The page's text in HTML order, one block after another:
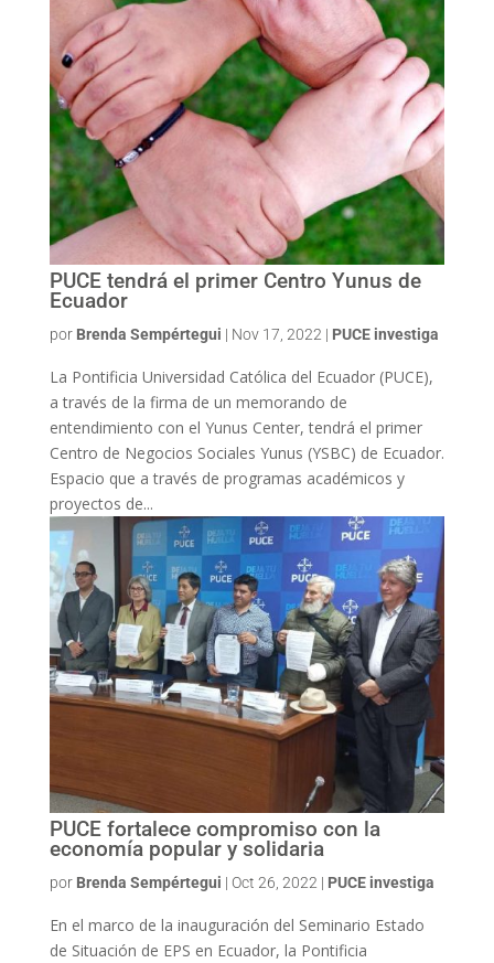
PUCE tendrá el primer Centro Yunus de
Ecuador
por Brenda Sempértegui | Nov 17, 2022 | PUCE investiga
La Pontificia Universidad Católica del Ecuador (PUCE),
a través de la firma de un memorando de
entendimiento con el Yunus Center, tendrá el primer
Centro de Negocios Sociales Yunus (YSBC) de Ecuador.
Espacio que a través de programas académicos y
proyectos de...
PUCE fortalece compromiso con la
economía popular y solidaria
por Brenda Sempértegui | Oct 26, 2022 | PUCE investiga
En el marco de la inauguración del Seminario Estado
de Situación de EPS en Ecuador, la Pontificia